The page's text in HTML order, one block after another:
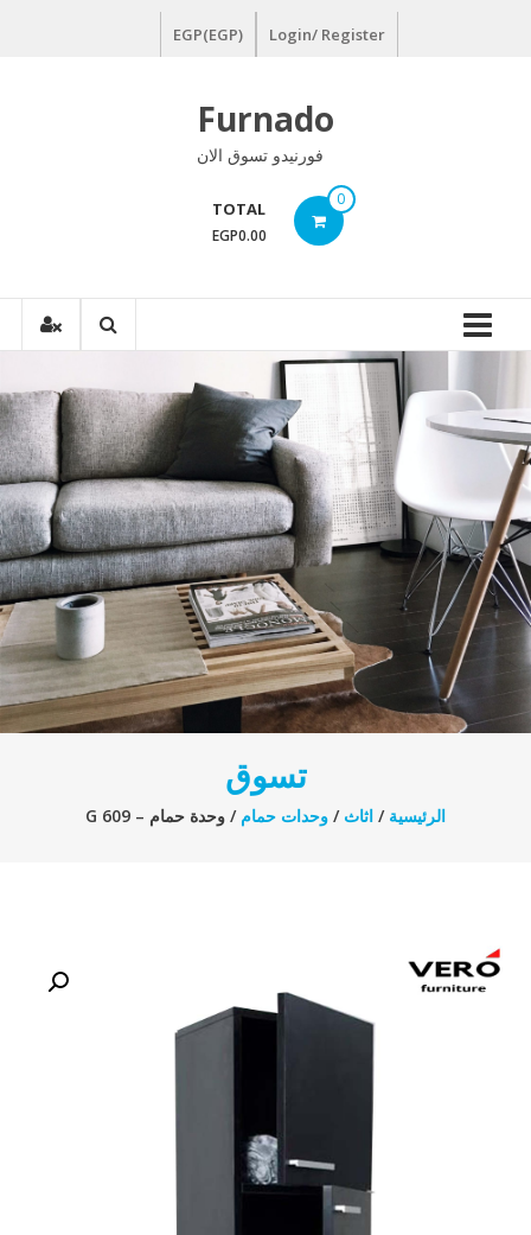
Login/ Register
EGP(EGP)
Furnado
فورنيدو تسوق الان
0
TOTAL
EGP0.00
تسوق
الرئيسية / اثاث / وحدات حمام / وحدة حمام – G 609